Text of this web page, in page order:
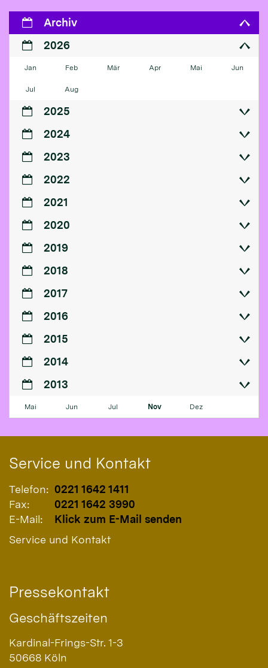
Archiv
2026
Jan Feb Mär Apr Mai Jun
Jul Aug
2025
2024
2023
2022
2021
2020
2019
2018
2017
2016
2015
2014
2013
Mai Jun Jul Nov Dez
Service und Kontakt
Telefon: 0221 1642 1411
Fax:
0221 1642 3990
E-Mail:
Klick zum E-Mail senden
Service und Kontakt
Pressekontakt
Geschäftszeiten
Kardinal-Frings-Str. 1-3
50668 Köln